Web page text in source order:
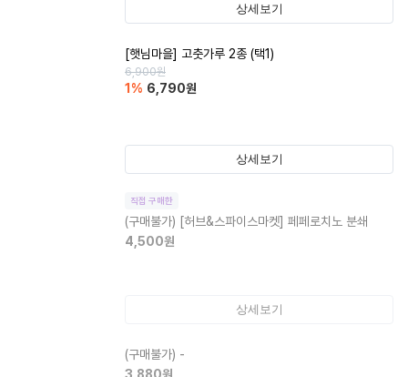
상세보기
[햇님마을] 고춧가루 2종 (택1)
6,900원
1 % 6,790원
상세보기
직접 구매한
(구매불가) [허브&스파이스마켓] 페페로치노 분쇄
4,500원
상세보기
(구매불가) -